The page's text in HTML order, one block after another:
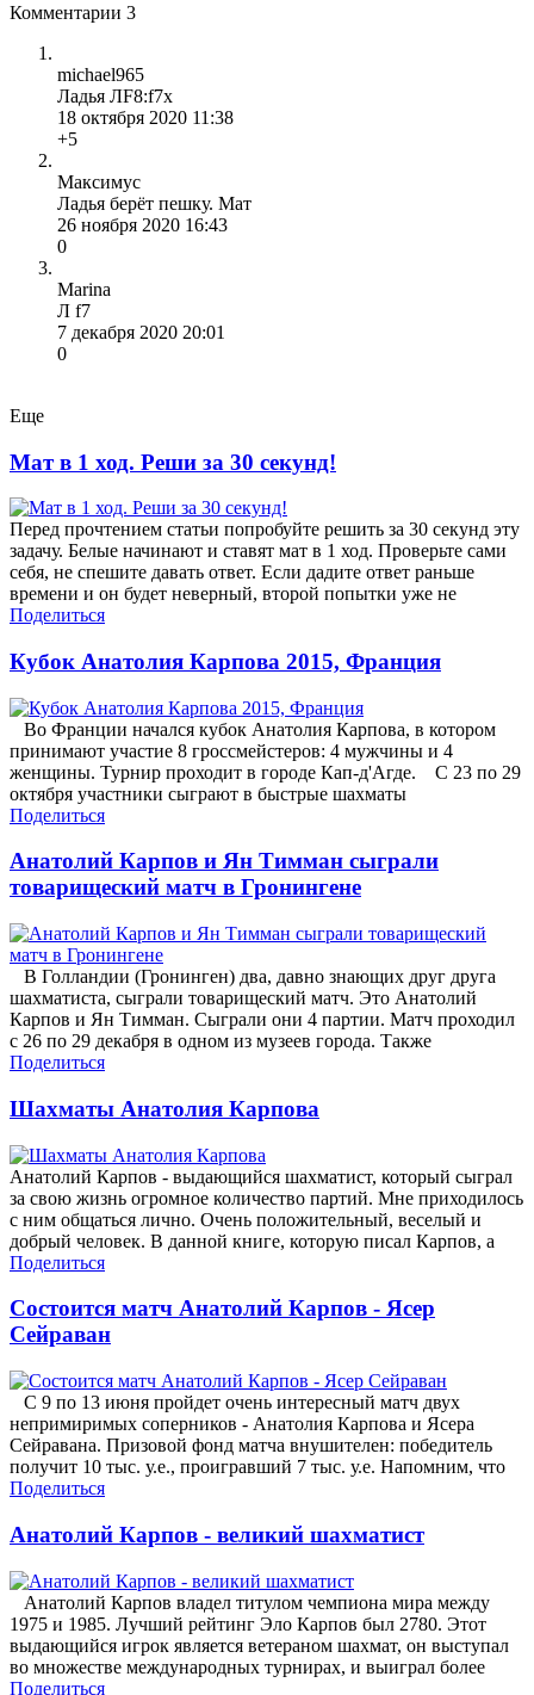
Комментарии 3
michael965
Ладья ЛF8:f7x
18 октября 2020 11:38
+5
Максимус
Ладья берёт пешку. Мат
26 ноября 2020 16:43
0
Marina
Л f7
7 декабря 2020 20:01
0
Еще
Мат в 1 ход. Реши за 30 секунд!
Перед прочтением статьи попробуйте решить за 30 секунд эту
задачу. Белые начинают и ставят мат в 1 ход. Проверьте сами
себя, не спешите давать ответ. Если дадите ответ раньше
времени и он будет неверный, второй попытки уже не
Поделиться
Кубок Анатолия Карпова 2015, Франция
Во Франции начался кубок Анатолия Карпова, в котором
принимают участие 8 гроссмейстеров: 4 мужчины и 4
женщины. Турнир проходит в городе Кап-д'Агде. С 23 по 29
октября участники сыграют в быстрые шахматы
Поделиться
Анатолий Карпов и Ян Тимман сыграли
товарищеский матч в Гронингене
В Голландии (Гронинген) два, давно знающих друг друга
шахматиста, сыграли товарищеский матч. Это Анатолий
Карпов и Ян Тимман. Сыграли они 4 партии. Матч проходил
с 26 по 29 декабря в одном из музеев города. Также
Поделиться
Шахматы Анатолия Карпова
Анатолий Карпов - выдающийся шахматист, который сыграл
за свою жизнь огромное количество партий. Мне приходилось
с ним общаться лично. Очень положительный, веселый и
добрый человек. В данной книге, которую писал Карпов, а
Поделиться
Состоится матч Анатолий Карпов - Ясер
Сейраван
С 9 по 13 июня пройдет очень интересный матч двух
непримиримых соперников - Анатолия Карпова и Ясера
Сейравана. Призовой фонд матча внушителен: победитель
получит 10 тыс. у.е., проигравший 7 тыс. у.е. Напомним, что
Поделиться
Анатолий Карпов - великий шахматист
Анатолий Карпов владел титулом чемпиона мира между
1975 и 1985. Лучший рейтинг Эло Карпов был 2780. Этот
выдающийся игрок является ветераном шахмат, он выступал
во множестве международных турнирах, и выиграл более
Поделиться